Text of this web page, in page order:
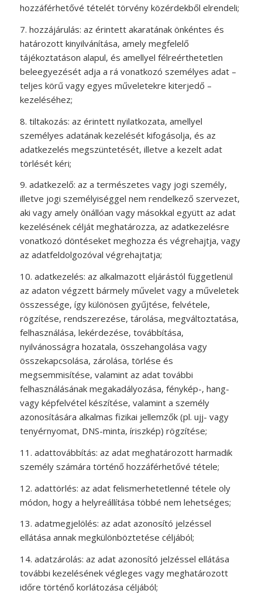
hozzáférhetővé tételét törvény közérdekből elrendeli;
7. hozzájárulás: az érintett akaratának önkéntes és
határozott kinyilvánítása, amely megfelelő
tájékoztatáson alapul, és amellyel félreérthetetlen
beleegyezését adja a rá vonatkozó személyes adat –
teljes körű vagy egyes műveletekre kiterjedő –
kezeléséhez;
8. tiltakozás: az érintett nyilatkozata, amellyel
személyes adatának kezelését kifogásolja, és az
adatkezelés megszüntetését, illetve a kezelt adat
törlését kéri;
9. adatkezelő: az a természetes vagy jogi személy,
illetve jogi személyiséggel nem rendelkező szervezet,
aki vagy amely önállóan vagy másokkal együtt az adat
kezelésének célját meghatározza, az adatkezelésre
vonatkozó döntéseket meghozza és végrehajtja, vagy
az adatfeldolgozóval végrehajtatja;
10. adatkezelés: az alkalmazott eljárástól függetlenül
az adaton végzett bármely művelet vagy a műveletek
összessége, így különösen gyűjtése, felvétele,
rögzítése, rendszerezése, tárolása, megváltoztatása,
felhasználása, lekérdezése, továbbítása,
nyilvánosságra hozatala, összehangolása vagy
összekapcsolása, zárolása, törlése és
megsemmisítése, valamint az adat további
felhasználásának megakadályozása, fénykép-, hang-
vagy képfelvétel készítése, valamint a személy
azonosítására alkalmas fizikai jellemzők (pl. ujj- vagy
tenyérnyomat, DNS-minta, íriszkép) rögzítése;
11. adattovábbítás: az adat meghatározott harmadik
személy számára történő hozzáférhetővé tétele;
12. adattörlés: az adat felismerhetetlenné tétele oly
módon, hogy a helyreállítása többé nem lehetséges;
13. adatmegjelölés: az adat azonosító jelzéssel
ellátása annak megkülönböztetése céljából;
14. adatzárolás: az adat azonosító jelzéssel ellátása
további kezelésének végleges vagy meghatározott
időre történő korlátozása céljából;